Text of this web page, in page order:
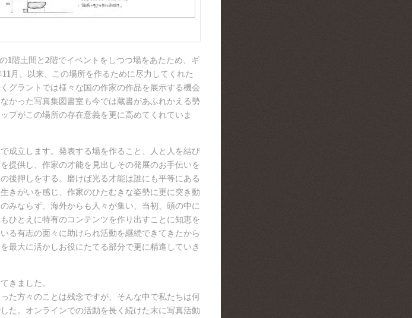
1階土間と2階でイベントをしつつ場をあたため、ギ
月。以来、この場所を作るために尽力してくれた
グラントでは様々な国の作家の作品を展示する機会
かった写真集図書室も今では蔵書があふれかえる勢
プがこの場所の存在意義を更に高めてくれていま
成立します。発表する場を作ること、人と人を結び
提供し、作家の才能を見出しその発展のお手伝いを
後押しをする。磨けば光る才能は誰にも平等にある
きがいを感じ、作家のひたむきな姿勢に更に突き動
みならず、海外からも人々が集い、当初、頭の中に
ひとえに特有のコンテンツを作り出すことに知恵を
る有志の面々に助けられ活動を継続できてきたから
最大に活かしお役にたてる部分で更に精進していき
きました。
た方々のことは残念ですが、そんな中で私たちは何
た。オンラインでの活動を長く続けた末に写真活動